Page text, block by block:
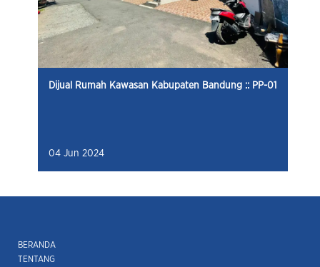
Dijual Rumah Kawasan Kabupaten Bandung :: PP-01
04 Jun 2024
BERANDA
TENTANG